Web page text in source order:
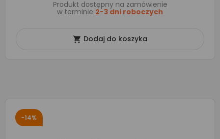
Produkt dostępny na zamówienie
w terminie 2-3 dni roboczych
 Dodaj do koszyka
-14%